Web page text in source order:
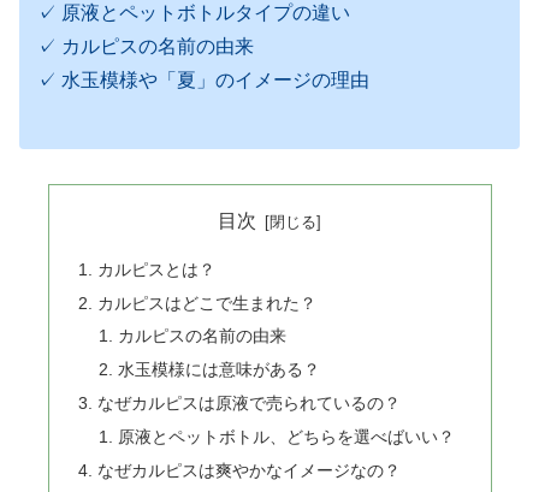
✓ 原液とペットボトルタイプの違い
✓ カルピスの名前の由来
✓ 水玉模様や「夏」のイメージの理由
目次
カルピスとは？
カルピスはどこで生まれた？
カルピスの名前の由来
水玉模様には意味がある？
なぜカルピスは原液で売られているの？
原液とペットボトル、どちらを選べばいい？
なぜカルピスは爽やかなイメージなの？